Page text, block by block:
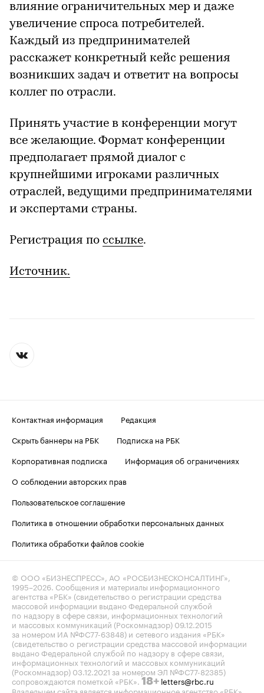
влияние ограничительных мер и даже
увеличение спроса потребителей.
Каждый из предпринимателей
расскажет конкретный кейс решения
возникших задач и ответит на вопросы
коллег по отрасли.
Принять участие в конференции могут
все желающие. Формат конференции
предполагает прямой диалог с
крупнейшими игроками различных
отраслей, ведущими предпринимателями
и экспертами страны.
Регистрация по ссылке.
Источник.
Контактная информация
Редакция
Скрыть баннеры на РБК
Подписка на РБК
Корпоративная подписка
Информация об ограничениях
О соблюдении авторских прав
Пользовательское соглашение
Политика в отношении обработки персональных данных
Политика обработки файлов cookie
© ООО «БИЗНЕСПРЕСС», АО «РОСБИЗНЕСКОНСАЛТИНГ»,
1995–2026 . Сообщения и материалы информационного
агентства «РБК» (свидетельство о регистрации средства
массовой информации выдано Федеральной службой
по надзору в сфере связи, информационных технологий
и массовых коммуникаций (Роскомнадзор) 09.12.2015
за номером ИА №ФС77-63848) и сетевого издания «РБК»
(свидетельство о регистрации средства массовой информации
выдано Федеральной службой по надзору в сфере связи,
информационных технологий и массовых коммуникаций
(Роскомнадзор) 03.12.2021 за номером ЭЛ №ФС77-82385)
сопровождаются пометкой «РБК». 18+ letters@rbc.ru
Владельцем сайта является информационное агентство «РБК».